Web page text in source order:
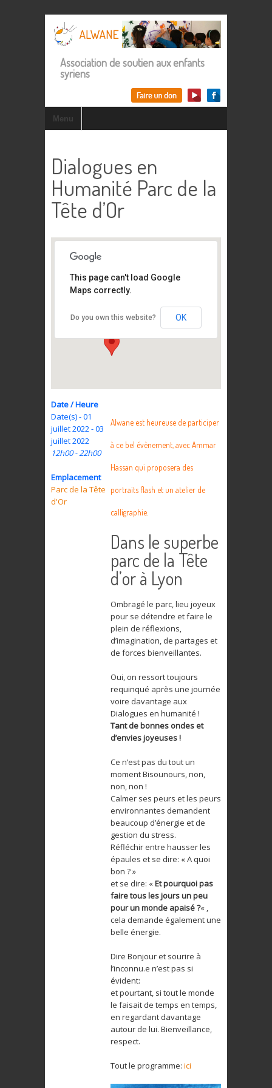
Association de soutien aux enfants
syriens
Menu
Dialogues en
Humanité Parc de la
Tête d’Or
This page can't load Google
Maps correctly.
Do you own this website? OK
Date / Heure
Date(s) - 01
juillet 2022 - 03
juillet 2022
12h00 - 22h00
Emplacement
Parc de la Tête
d'Or
Alwane est heureuse de participer
à ce bel évènement, avec Ammar
Hassan qui proposera des
portraits flash et un atelier de
calligraphie.
Dans le superbe
parc de la Tête
d’or à Lyon
Ombragé le parc, lieu joyeux
pour se détendre et faire le
plein de réflexions,
d’imagination, de partages et
de forces bienveillantes.
Oui, on ressort toujours
requinqué après une journée
voire davantage aux
Dialogues en humanité !
Tant de bonnes ondes et
d’envies joyeuses !
Ce n’est pas du tout un
moment Bisounours, non,
non, non !
Calmer ses peurs et les peurs
environnantes demandent
beaucoup d’énergie et de
gestion du stress.
Réfléchir entre hausser les
épaules et se dire: « A quoi
bon ? »
et se dire: «Et pourquoi pas
faire tous les jours un peu
pour un monde apaisé ?« ,
cela demande également une
belle énergie.
Dire Bonjour et sourire à
l’inconnu.e n’est pas si
évident:
et pourtant, si tout le monde
le faisait de temps en temps,
en regardant davantage
autour de lui. Bienveillance,
respect.
Tout le programme: ici